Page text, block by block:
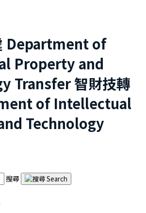
Department of
Property and
Transfer智財技轉
of Intellectual
Technology
搜尋